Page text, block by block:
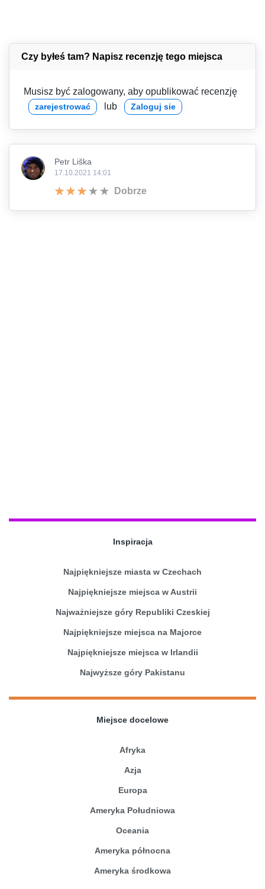
Czy byłeś tam? Napisz recenzję tego miejsca
Musisz być zalogowany, aby opublikować recenzję
zarejestrować lub Zaloguj sie
Petr Liška
17.10.2021 14:01
Dobrze
Inspiracja
Najpiękniejsze miasta w Czechach
Najpiękniejsze miejsca w Austrii
Najważniejsze góry Republiki Czeskiej
Najpiękniejsze miejsca na Majorce
Najpiękniejsze miejsca w Irlandii
Najwyższe góry Pakistanu
Miejsce docelowe
Afryka
Azja
Europa
Ameryka Południowa
Oceania
Ameryka północna
Ameryka środkowa